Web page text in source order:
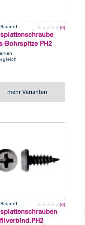
(0)
Bohrspitze PH2
mehr Varianten
(0)